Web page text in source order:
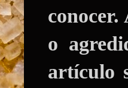
conocer.
o
artículo